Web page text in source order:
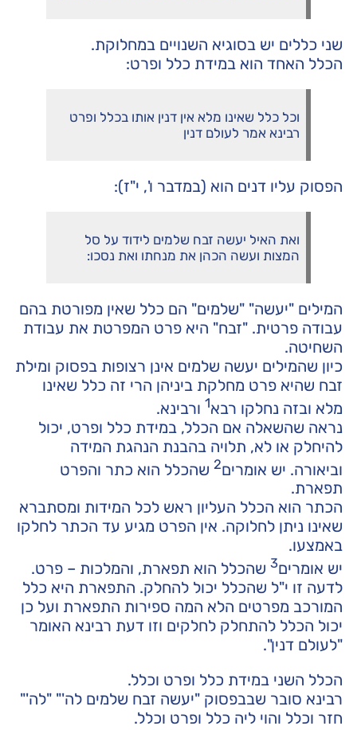
שני כללים יש בסוגיא השנויים במחלוקת.
הכלל האחד הוא במידת כלל ופרט:
וכל כלל שאינו מלא אין דנין אותו בכלל ופרט
רבינא אמר לעולם דנין
הפסוק עליו דנים הוא (במדבר ו', י"ז):
ואת האיל יעשה זבח שלמים לידוד על סל
המצות ועשה הכהן את מנחתו ואת נסכו:
המילים "יעשה" "שלמים" הם כלל שאין מפורטת בהם
עבודה פרטית. "זבח" היא פרט המפרטת את עבודת
השחיטה.
כיון שהמילים יעשה שלמים אינן רצופות בפסוק ומילת
זבח שהיא פרט מחלקת ביניהן הרי זה כלל שאינו
מלא ובזה נחלקו רבא1 ורבינא.
נראה שהשאלה אם הכלל, במידת כלל ופרט, יכול
להיחלק או לא, תלויה בהבנת הנהגת המידה
וביאורה. יש אומרים2שהכלל הוא כתר והפרט
תפארת.
הכתר הוא הכלל העליון ראש לכל המידות ומסתברא
שאינו ניתן לחלוקה. אין הפרט מגיע עד הכתר לחלקו
באמצעו.
יש אומרים3שהכלל הוא תפארת, והמלכות – פרט.
לדעה זו י"ל שהכלל יכול להחלק. התפארת היא כלל
המורכב מפרטים הלא המה ספירות התפארת ועל כן
יכול הכלל להתחלק לחלקים וזו דעת רבינא האומר
"לעולם דנין".
הכלל השני במידת כלל ופרט וכלל.
רבינא סובר שבבפסוק "יעשה זבח שלמים לה'" "לה'"
חזר וכלל והוי ליה כלל ופרט וכלל.